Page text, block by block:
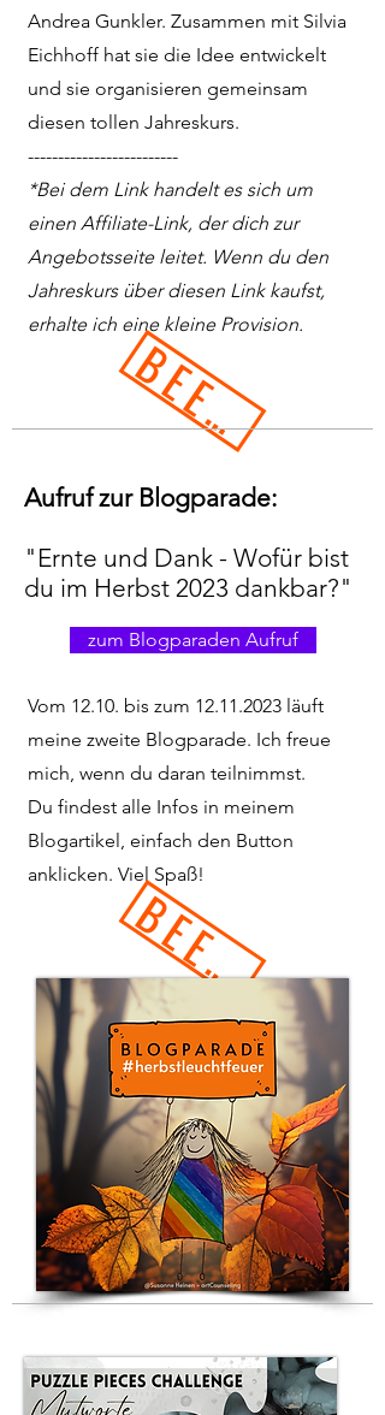
Andrea Gunkler. Zusammen mit Silvia
Eichhoff hat sie die Idee entwickelt
und sie organisieren gemeinsam
diesen tollen Jahreskurs.
-------------------------
*Bei dem Link handelt es sich um
einen Affiliate-Link, der dich zur
Angebotsseite leitet. Wenn du den
Jahreskurs über diesen Link kaufst,
erhalte ich eine kleine Provision.
BEENDET
Aufruf zur Blogparade:
"Ernte und Dank - Wofür bist
du im Herbst 2023 dankbar?"
zum Blogparaden Aufruf
Vom 12.10. bis zum 12.11.2023 läuft
meine zweite Blogparade. Ich freue
mich, wenn du daran teilnimmst.
Du findest alle Infos in meinem
Blogartikel, einfach den Button
anklicken. Viel Spaß!
BEENDET